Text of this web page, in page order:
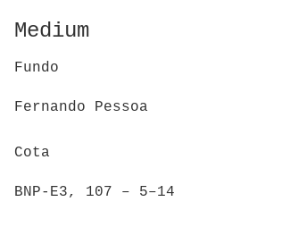
Medium
Fundo
Fernando Pessoa
Cota
BNP-E3, 107 – 5–14